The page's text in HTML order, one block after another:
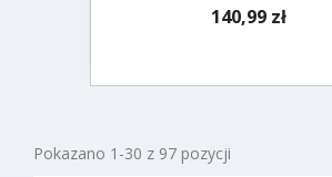
Cena
140,99 zł
Pokazano 1-30 z 97 pozycji